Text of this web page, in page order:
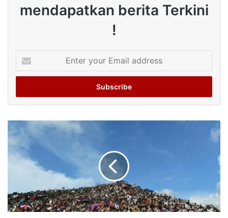
mendapatkan berita Terkini
!
your
Email